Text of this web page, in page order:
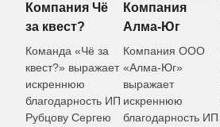
Компания
Алма-Юг
Компания ООО
«Алма-Юг»
выражает
искреннюю
благодарность ИП
Компания
PASHIN
Команда
«PASHIN»
выражает свою
искреннюю
благодарность ИП